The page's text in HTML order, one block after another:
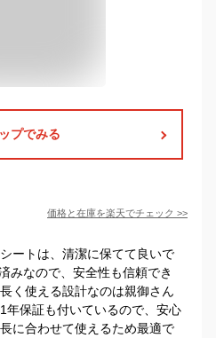
プでみる
価格と在庫を楽天でチェック >>
ートは、清潔に保てて良いで
みなので、安全性も信頼でき
く使える設計なのは親御さん
年保証も付いているので、安心
に合わせて使えるため最適で